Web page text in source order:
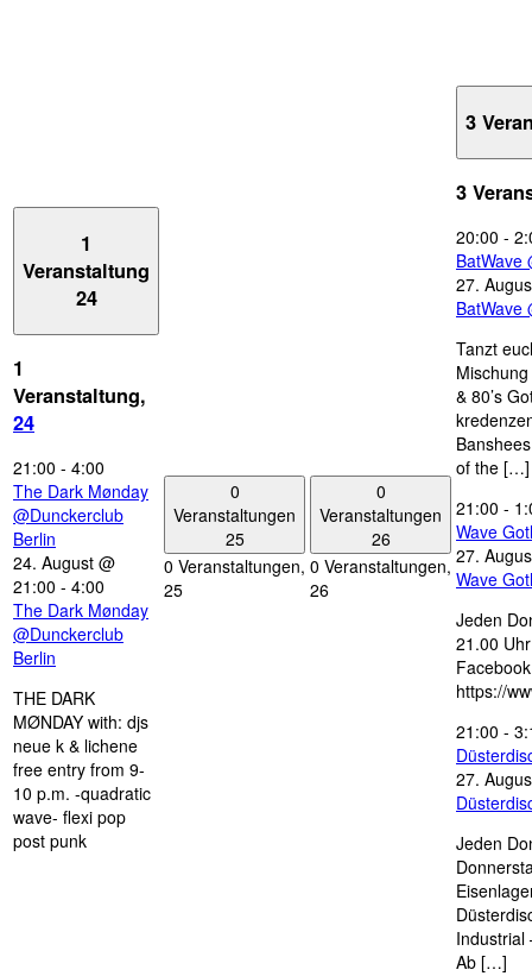
1
Veranstaltung
24
1
Veranstaltung,
24
21:00 - 4:00
The Dark Mønday
@Dunckerclub
Berlin
24. August @
21:00 - 4:00
The Dark Mønday
@Dunckerclub
Berlin
THE DARK
MØNDAY with: djs
neue k & lichene
free entry from 9-
10 p.m. -quadratic
wave- flexi pop
post punk
0
Veranstaltungen
25
0 Veranstaltungen,
25
0
Veranstaltungen
26
0 Veranstaltungen,
26
3
3
20:00 -
BatWave
27.
BatWave
Tanzt
& 80’s
of the […]
21:00 -
Wave
27.
Wave
Jeden
21.00
https://
21:00 -
27.
Jeden
Industrial
Ab […]